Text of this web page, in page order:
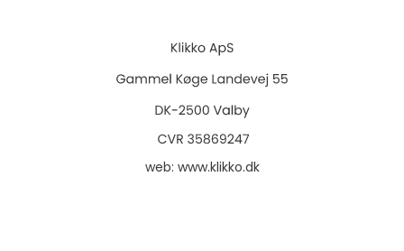
web: www.klikko.dk